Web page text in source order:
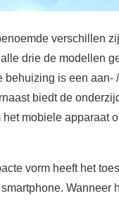
verschillen
drie de modellen
behuizing is een aan-
biedt de
mobiele apparaat
vorm heeft het
Wanneer